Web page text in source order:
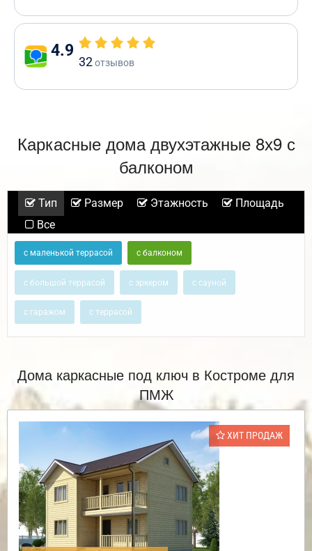
4.9
32отзывов
Каркасные дома двухэтажные 8х9 с
балконом
Тип Размер Этажность
Площадь
Все
с маленькой террасой с балконом
с большой террасой с эркером с сауной
с гаражом с террасой
Дома каркасные под ключ в Костроме для
ПМЖ
ХИТ ПРОДАЖ